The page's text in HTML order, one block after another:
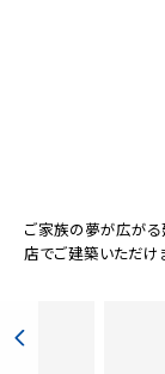
ご家族の夢が広がる
店でご建築いただけ